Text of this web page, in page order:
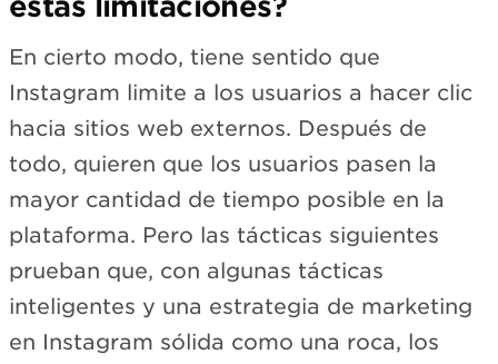
En cierto modo, tiene sentido que
Instagram limite a los usuarios a hacer clic
hacia sitios web externos. Después de
todo, quieren que los usuarios pasen la
mayor cantidad de tiempo posible en la
plataforma. Pero las tácticas siguientes
prueban que, con algunas tácticas
inteligentes y una estrategia de marketing
en Instagram sólida como una roca, los